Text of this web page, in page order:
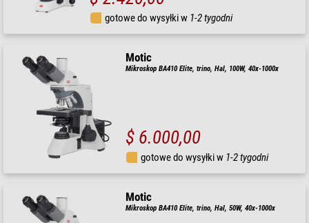
gotowe do wysyłki w 1-2 tygodni
Motic
Mikroskop BA410 Elite, trino, Hal, 100W, 40x-1000x
$ 6.000,00
gotowe do wysyłki w 1-2 tygodni
Motic
Mikroskop BA410 Elite, trino, Hal, 50W, 40x-1000x